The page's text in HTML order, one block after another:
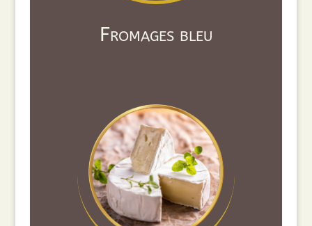
Fromages bleu